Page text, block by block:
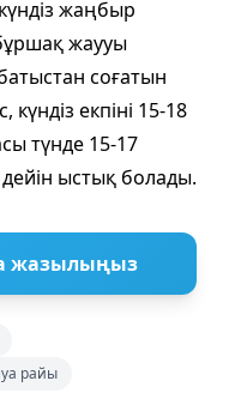
жаңбыр
жаууы
соғатын
екпіні 15-18
түнде 15-17
ыстық болады.
жазылыңыз
райы